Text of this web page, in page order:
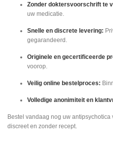
Zonder doktersvoorschrift te
uw medicatie.
Snelle en discrete levering:
gegarandeerd.
Originele en gecertificeerde
voorop.
Veilig online bestelproces:
Volledige anonimiteit en
Bestel vandaag nog uw
discreet en zonder recept.